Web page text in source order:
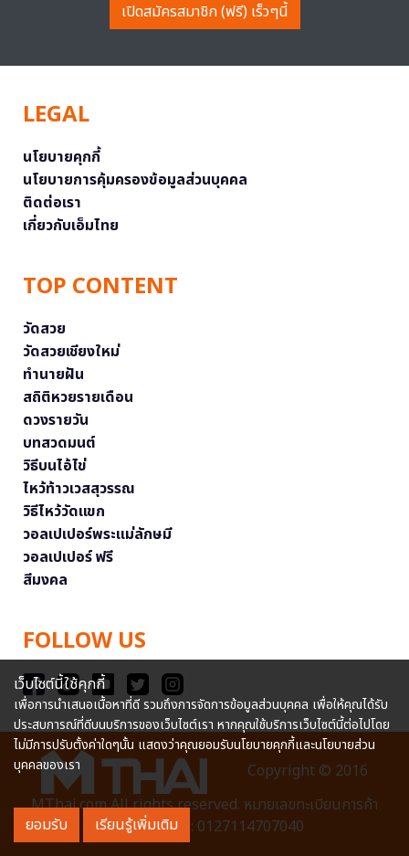
เปิดสมัครสมาชิก (ฟรี) เร็วๆนี้
LEGAL
นโยบายคุกกี้
นโยบายการคุ้มครองข้อมูลส่วนบุคคล
ติดต่อเรา
เกี่ยวกับเอ็มไทย
TOP CONTENT
วัดสวย
วัดสวยเชียงใหม่
ทำนายฝัน
สถิติหวยรายเดือน
ดวงรายวัน
บทสวดมนต์
วิธีบนไอ้ไข่
ไหว้ท้าวเวสสุวรรณ
วิธีไหว้วัดแขก
วอลเปเปอร์พระแม่ลักษมี
วอลเปเปอร์ ฟรี
สีมงคล
FOLLOW US
Copyright © 2016
MThai.com All rights reserved. หมายเลขทะเบียนการค้า
อิเล็กทรอนิกส์ : 0127114707040
เว็บไซต์นี้ใช้คุกกี้
เพื่อการนำเสนอเนื้อหาที่ดี รวมถึงการจัดการข้อมูลส่วนบุคคล เพื่อให้คุณได้รับ
ประสบการณ์ที่ดีบนบริการของเว็บไซต์เรา หากคุณใช้บริการเว็บไซต์นี้ต่อไปโดย
ไม่มีการปรับตั้งค่าใดๆนั้น แสดงว่าคุณยอมรับนโยบายคุกกี้และนโยบายส่วน
บุคคลของเรา
ยอมรับ เรียนรู้เพิ่มเติม